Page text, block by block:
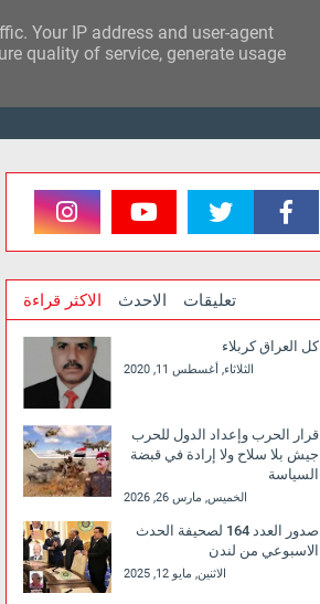
الاكثر قراءة الاحدث تعليقات
كل العراق كربلاء
الثلاثاء, أغسطس 11, 2020
قرار الحرب وإعداد الدول للحرب
جيش بلا سلاح ولا إرادة في قبضة
السياسة
الخميس, مارس 26, 2026
صدور العدد 164 لصحيفة الحدث
الاسبوعي من لندن
الاثنين, مايو 12, 2025
Your IP address and user-agent
quality of service, generate usage